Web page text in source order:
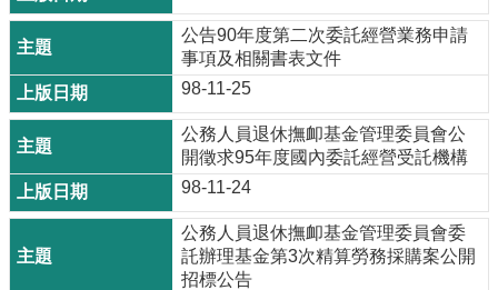
公告90年度第二次委託經營業務申請
事項及相關書表文件
98-11-25
公務人員退休撫卹基金管理委員會公
開徵求95年度國內委託經營受託機構
98-11-24
公務人員退休撫卹基金管理委員會委
託辦理基金第3次精算勞務採購案公開
招標公告